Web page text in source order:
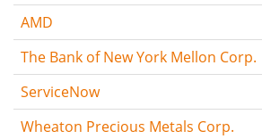
AMD
The Bank of New York Mellon Corp.
ServiceNow
Wheaton Precious Metals Corp.